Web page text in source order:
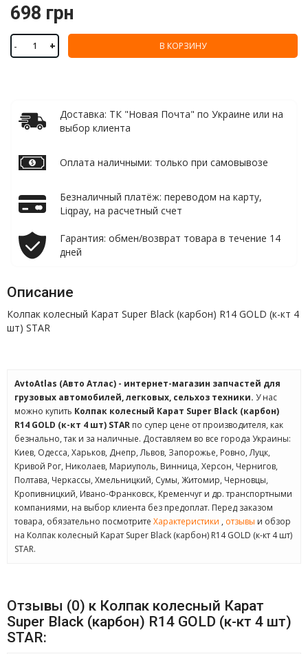
698 грн
- + В КОРЗИНУ
Доставка: ТК "Новая Почта" по Украине или на
выбор клиента
Оплата наличными: только при самовывозе
Безналичный платёж: переводом на карту,
Liqpay, на расчетный счет
Гарантия: обмен/возврат товара в течение 14
дней
Описание
Колпак колесный Карат Super Black (карбон) R14 GOLD (к-кт 4
шт) STAR
AvtoAtlas (Авто Атлас) - интернет-магазин запчастей для
грузовых автомобилей, легковых, сельхоз техники. У нас
можно купить Колпак колесный Карат Super Black (карбон)
R14 GOLD (к-кт 4 шт) STAR по супер цене от производителя, как
безнально, так и за наличные. Доставляем во все города Украины:
Киев, Одесса, Харьков, Днепр, Львов, Запорожье, Ровно, Луцк,
Кривой Рог, Николаев, Мариуполь, Винница, Херсон, Чернигов,
Полтава, Черкассы, Хмельницкий, Сумы, Житомир, Черновцы,
Кропивницкий, Ивано-Франковск, Кременчуг и др. транспортными
компаниями, на выбор клиента без предоплат. Перед заказом
товара, обязательно посмотрите Характеристики , отзывы и обзор
на Колпак колесный Карат Super Black (карбон) R14 GOLD (к-кт 4 шт)
STAR.
Отзывы (0) к Колпак колесный Карат
Super Black (карбон) R14 GOLD (к-кт 4 шт)
STAR: